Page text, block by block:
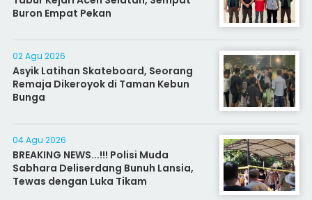
Buron Empat Pekan
02 Agu 2026
Asyik Latihan Skateboard, Seorang
Remaja Dikeroyok di Taman Kebun
Bunga
04 Agu 2026
BREAKING NEWS...!!! Polisi Muda
Sabhara Deliserdang Bunuh Lansia,
Tewas dengan Luka Tikam